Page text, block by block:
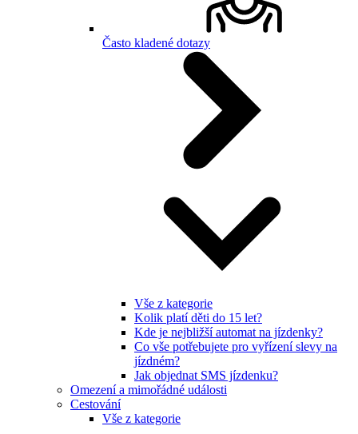
Často kladené dotazy
Vše z kategorie
Kolik platí děti do 15 let?
Kde je nejbližší automat na jízdenky?
Co vše potřebujete pro vyřízení slevy na
jízdném?
Jak objednat SMS jízdenku?
Omezení a mimořádné události
Cestování
Vše z kategorie